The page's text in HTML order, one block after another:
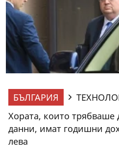
БЪЛГАРИЯ
Хората, които трябваше
данни, имат годишни
лева